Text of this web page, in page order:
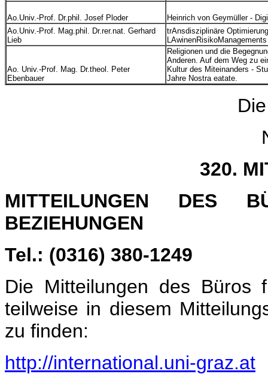
Ao.Univ.-Prof. Dr.phil. Josef Ploder
Heinrich von Geymüller -
Ao.Univ.-Prof. Mag.phil. Dr.rer.nat. Gerhard
Lieb
trAnsdisziplinäre
Ao. Univ.-Prof. Mag. Dr.theol. Peter
Ebenbauer
Religionen und die
Anderen. Auf dem Weg zu
Kultur des Miteinanders -
Jahre Nostra eatate.
320.
MITTEILUNGEN DES
BEZIEHUNGEN
Tel.: (0316) 380-1249
Die Mitteilungen des Büros
teilweise in diesem
zu finden:
http://international.uni-graz.at